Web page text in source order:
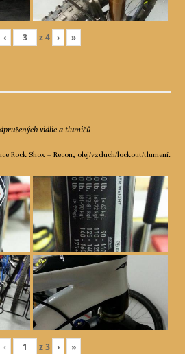
‹ z4 › »
vidlic a tlumičů
Rock Shox – Recon, olej/vzduch/lockout/tlumení.
‹ z3 › »